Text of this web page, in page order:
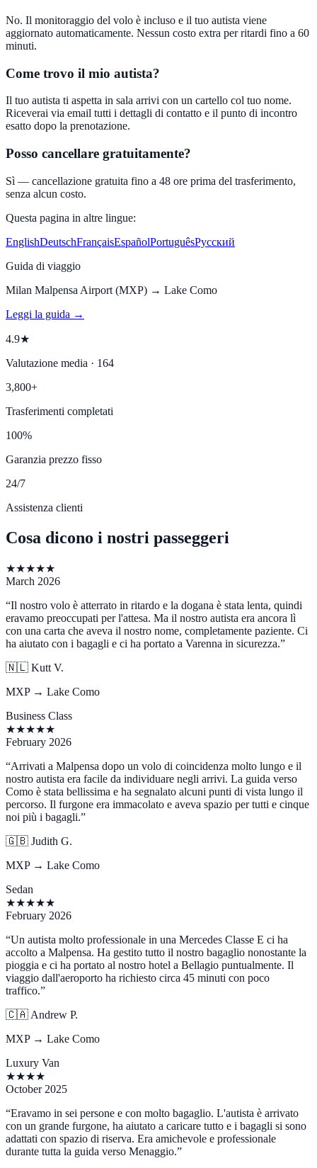
No. Il monitoraggio del volo è incluso e il tuo autista viene
aggiornato automaticamente. Nessun costo extra per ritardi fino a 60
minuti.
Come trovo il mio autista?
Il tuo autista ti aspetta in sala arrivi con un cartello col tuo nome.
Riceverai via email tutti i dettagli di contatto e il punto di incontro
esatto dopo la prenotazione.
Posso cancellare gratuitamente?
Sì — cancellazione gratuita fino a 48 ore prima del trasferimento,
senza alcun costo.
Questa pagina in altre lingue:
EnglishDeutschFrançaisEspañolPortuguêsРусский
Guida di viaggio
Milan Malpensa Airport (MXP) → Lake Como
Leggi la guida →
4.9★
Valutazione media · 164
3,800+
Trasferimenti completati
100%
Garanzia prezzo fisso
24/7
Assistenza clienti
Cosa dicono i nostri passeggeri
★★★★★
March 2026
“Il nostro volo è atterrato in ritardo e la dogana è stata lenta, quindi
eravamo preoccupati per l'attesa. Ma il nostro autista era ancora lì
con una carta che aveva il nostro nome, completamente paziente. Ci
ha aiutato con i bagagli e ci ha portato a Varenna in sicurezza.”
🇳🇱 Kutt V.
MXP → Lake Como
Business Class
★★★★★
February 2026
“Arrivati a Malpensa dopo un volo di coincidenza molto lungo e il
nostro autista era facile da individuare negli arrivi. La guida verso
Como è stata bellissima e ha segnalato alcuni punti di vista lungo il
percorso. Il furgone era immacolato e aveva spazio per tutti e cinque
noi più i bagagli.”
🇬🇧 Judith G.
MXP → Lake Como
Sedan
★★★★★
February 2026
“Un autista molto professionale in una Mercedes Classe E ci ha
accolto a Malpensa. Ha gestito tutto il nostro bagaglio nonostante la
pioggia e ci ha portato al nostro hotel a Bellagio puntualmente. Il
viaggio dall'aeroporto ha richiesto circa 45 minuti con poco
traffico.”
🇨🇦 Andrew P.
MXP → Lake Como
Luxury Van
★★★★
October 2025
“Eravamo in sei persone e con molto bagaglio. L'autista è arrivato
con un grande furgone, ha aiutato a caricare tutto e i bagagli si sono
adattati con spazio di riserva. Era amichevole e professionale
durante tutta la guida verso Menaggio.”